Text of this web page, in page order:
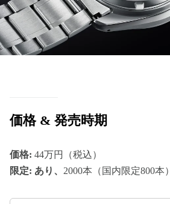
価格 & 発売時期
価格: 44万円（税込）
限定: あり、 2000本（国内限定800本）